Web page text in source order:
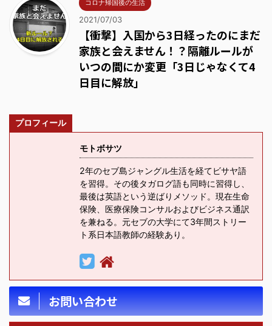
コロナ帰国後の生活
2021/07/03
【衝撃】入国から3日経ったのにまだ
家族と会えません！？隔離ルールが
いつの間にか変更「3日じゃなくて4
日目に解放」
プロフィール
モトボサツ
2年のセブ島ジャングル生活を経てビサヤ語
を習得。その後タガログ語も同時に習得し、
最後は英語という逆ばりメソッド。現在生命
保険、医療保険コンサルおよびビジネス通訳
を兼ねる。元セブの大学にて3年間ストリー
ト系日本語教師の経験あり。
お問い合わせ